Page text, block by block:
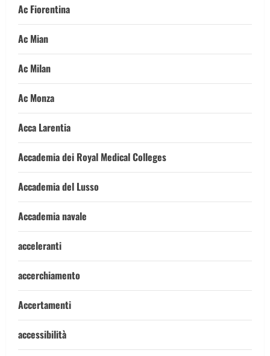
Ac Fiorentina
Ac Mian
Ac Milan
Ac Monza
Acca Larentia
Accademia dei Royal Medical Colleges
Accademia del Lusso
Accademia navale
acceleranti
accerchiamento
Accertamenti
accessibilità